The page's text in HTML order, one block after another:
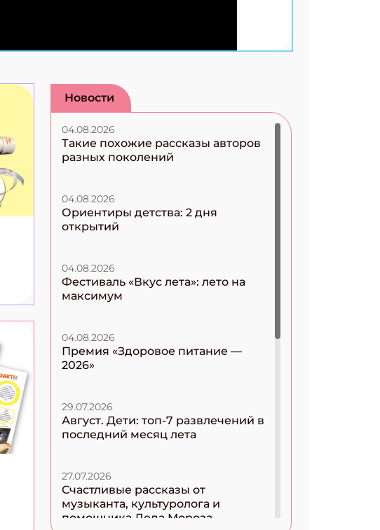
Новости
04.08.2026
Такие похожие рассказы авторов
разных поколений
04.08.2026
Ориентиры детства: 2 дня
открытий
04.08.2026
Фестиваль «Вкус лета»: лето на
максимум
04.08.2026
Премия «Здоровое питание —
2026»
29.07.2026
Август. Дети: топ-7 развлечений в
последний месяц лета
27.07.2026
Счастливые рассказы от
музыканта, культуролога и
помощника Деда Мороза